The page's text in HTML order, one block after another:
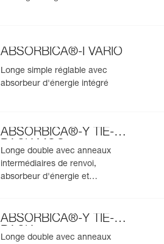
ABSORBICA®-I VARIO
Longe simple réglable avec
absorbeur d'énergie intégré
ABSORBICA®-Y TIE-
BACK MGO
Longe double avec anneaux
intermédiaires de renvoi,
absorbeur d'énergie et
ABSORBICA®-Y TIE-
BACK
Longe double avec anneaux